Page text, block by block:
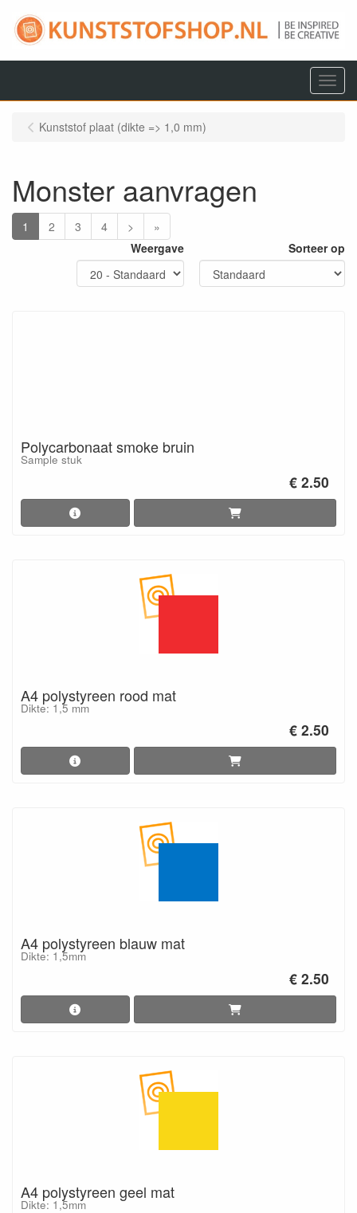
Menu
Kunststof plaat (dikte => 1,0 mm)
Monster aanvragen
1 2 3 4 >
»
Weergave
Sorteer op
Polycarbonaat smoke bruin
Sample stuk
€ 2.50
A4 polystyreen rood mat
Dikte: 1,5 mm
€ 2.50
A4 polystyreen blauw mat
Dikte: 1,5mm
€ 2.50
A4 polystyreen geel mat
Dikte: 1,5mm